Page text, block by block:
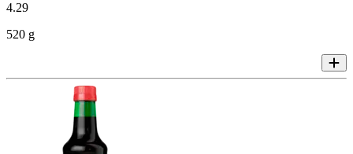
4.29
520 g